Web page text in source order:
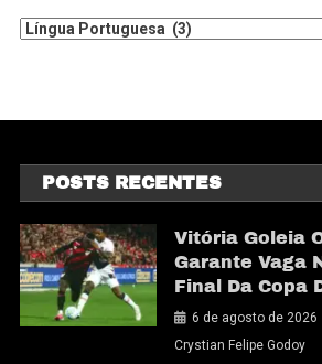
POSTS RECENTES
Vitória Goleia
Garante Vaga
Final Da Copa
6 de agosto de 2026
Crystian Felipe Godoy